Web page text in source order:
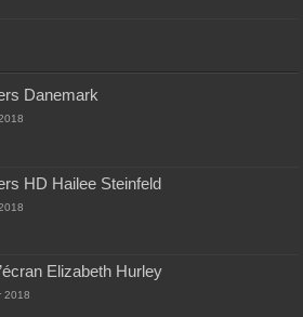
Danemark
HD Hailee Steinfeld
Elizabeth Hurley
2018